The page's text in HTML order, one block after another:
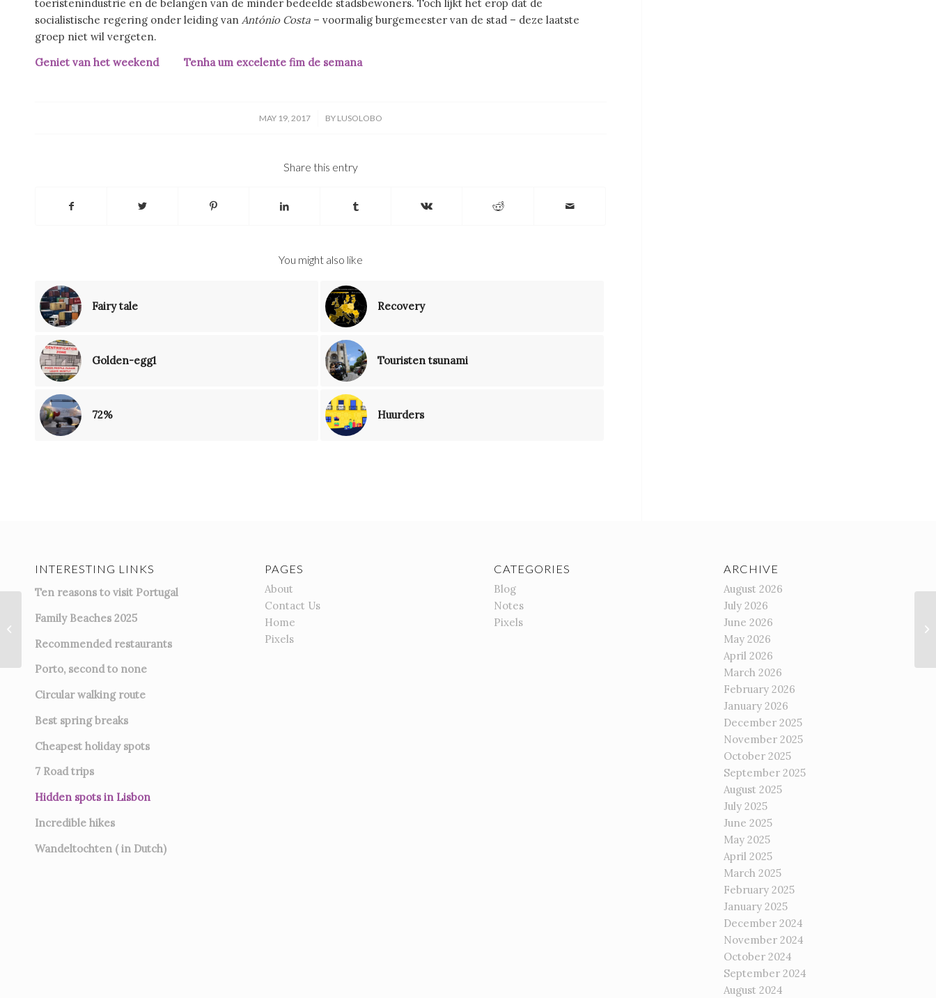
toeristenindustrie en de belangen van de minder bedeelde stadsbewoners. Toch lijkt het erop dat de
socialistische regering onder leiding van António Costa – voormalig burgemeester van de stad – deze laatste
groep niet wil vergeten.
Geniet van het weekend Tenha um excelente fim de semana
MAY 19, 2017
/ BY LUSOLOBO
Share this entry
You might also like
Fairy tale Recovery
Golden-egg1 Touristen tsunami
72% Huurders
INTERESTING LINKS
Ten reasons to visit Portugal
Family Beaches 2025
Recommended restaurants
Porto, second to none
Circular walking route
Best spring breaks
Cheapest holiday spots
7 Road trips
Hidden spots in Lisbon
Incredible hikes
Wandeltochten ( in Dutch)
PAGES
About
Contact Us
Home
Pixels
CATEGORIES
Blog
Notes
Pixels
ARCHIVE
August 2026
July 2026
June 2026
May 2026
April 2026
March 2026
February 2026
January 2026
December 2025
November 2025
October 2025
September 2025
August 2025
July 2025
June 2025
May 2025
April 2025
March 2025
February 2025
January 2025
December 2024
November 2024
October 2024
September 2024
August 2024